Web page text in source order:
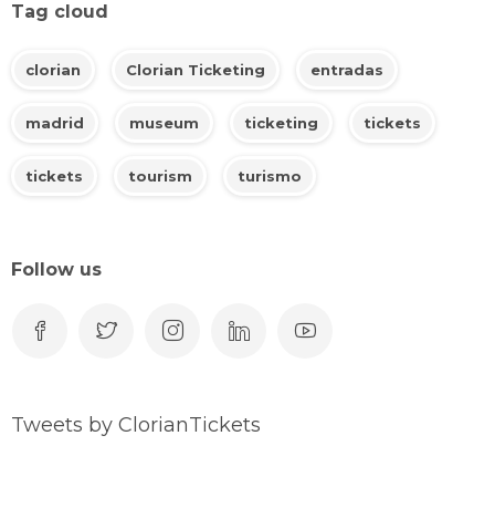
Tag cloud
clorian Clorian Ticketing entradas
madrid museum ticketing tickets
tickets tourism turismo
Follow us
Tweets by ClorianTickets